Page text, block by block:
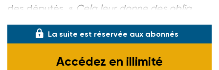
des députés. « Cela leur donne des oblig
La suite est réservée aux abonnés
Accédez en illimité